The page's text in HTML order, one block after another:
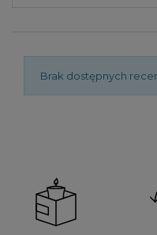
Brak dostępnych